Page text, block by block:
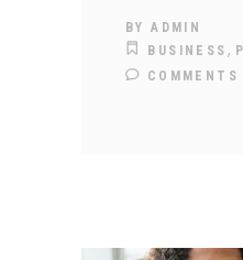
BYADMIN
BUSINESS ,
COMMENTS